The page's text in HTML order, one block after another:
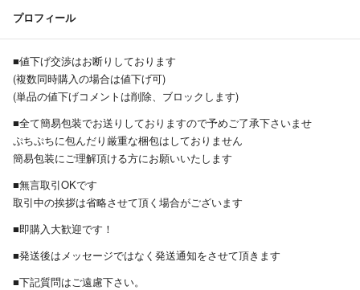
プロフィール
■値下げ交渉はお断りしております
(複数同時購入の場合は値下げ可)
(単品の値下げコメントは削除、ブロックします)
■全て簡易包装でお送りしておりますので予めご了承下さいませ
ぷちぷちに包んだり厳重な梱包はしておりません
簡易包装にご理解頂ける方にお願いいたします
■無言取引OKです
取引中の挨拶は省略させて頂く場合がございます
■即購入大歓迎です！
■発送後はメッセージではなく発送通知をさせて頂きます
■下記質問はご遠慮下さい。